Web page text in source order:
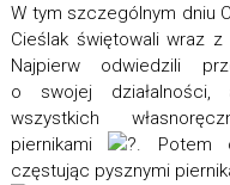
W tym szczególnym dniu
Cieślak świętowali wraz
Najpierw odwiedzili
o swojej działalności,
wszystkich
piernikami
. Potem
częstując pysznymi